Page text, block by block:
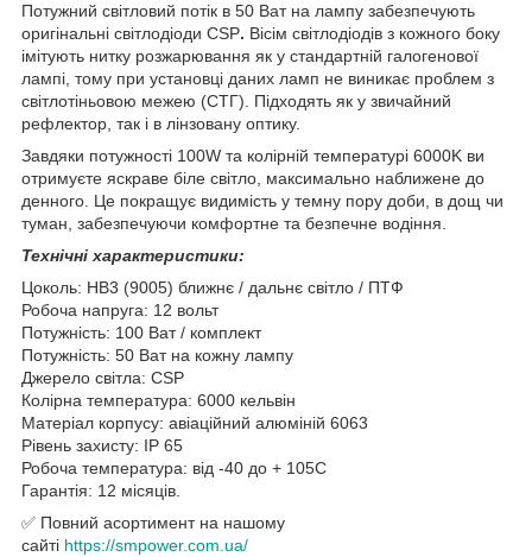
Потужний світловий потік в 50 Ват на лампу забезпечують
оригінальні світлодіоди CSP. Вісім світлодіодів з кожного боку
імітують нитку розжарювання як у стандартній галогенової
лампі, тому при установці даних ламп не виникає проблем з
світлотіньовою межею (СТГ). Підходять як у звичайний
рефлектор, так і в лінзовану оптику.
Завдяки потужності 100W та колірній температурі 6000K ви
отримуєте яскраве біле світло, максимально наближене до
денного. Це покращує видимість у темну пору доби, в дощ чи
туман, забезпечуючи комфортне та безпечне водіння.
Технічні характеристики:
Цоколь: HB3 (9005) ближнє / дальнє світло / ПТФ
Робоча напруга: 12 вольт
Потужність: 100 Ват / комплект
Потужність: 50 Ват на кожну лампу
Джерело світла: CSP
Колірна температура: 6000 кельвін
Матеріал корпусу: авіаційний алюміній 6063
Рівень захисту: IP 65
Робоча температура: від -40 до + 105С
Гарантія: 12 місяців.
✅ Повний асортимент на нашому
сайті https://smpower.com.ua/